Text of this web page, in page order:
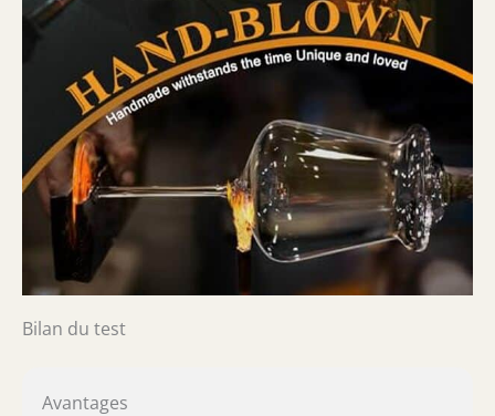
Bilan du test
Avantages